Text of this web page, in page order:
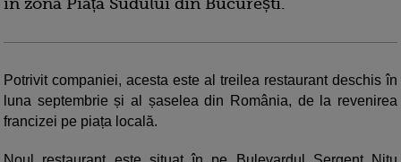
în zona Piața Sudului din București.
Potrivit companiei, acesta este al treilea restaurant deschis în
luna septembrie și al șaselea din România, de la revenirea
francizei pe piața locală.